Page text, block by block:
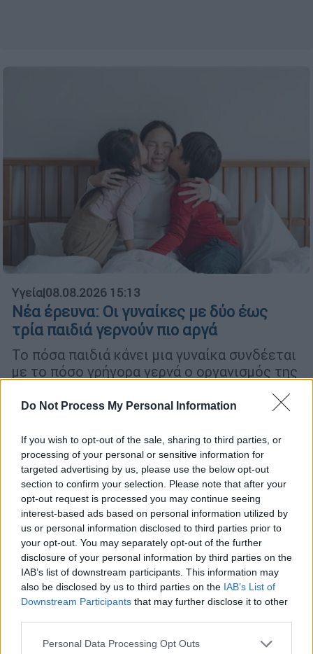
Do Not Process My Personal Information
If you wish to opt-out of the sale, sharing to third parties, or
processing of your personal or sensitive information for
targeted advertising by us, please use the below opt-out
section to confirm your selection. Please note that after your
opt-out request is processed you may continue seeing
interest-based ads based on personal information utilized by
us or personal information disclosed to third parties prior to
your opt-out. You may separately opt-out of the further
disclosure of your personal information by third parties on the
IAB’s list of downstream participants. This information may
also be disclosed by us to third parties on the IAB’s List of
Downstream Participants that may further disclose it to other
Please note that this website/app uses one or more Google
Personal Data Processing Opt Outs
Υγεία|08.08.2026 15:13
Νέα έρευνα: Οι γυναίκες με δύο έως
τρία παιδιά γερνούν πιο αργά
Το πόσα παιδιά κάνει μια γυναίκα συνδέεται
με το πόσο γρήγορα γερνά ο οργανισμός της
«Καμπανάκι» από το υπουργείο Υγείας